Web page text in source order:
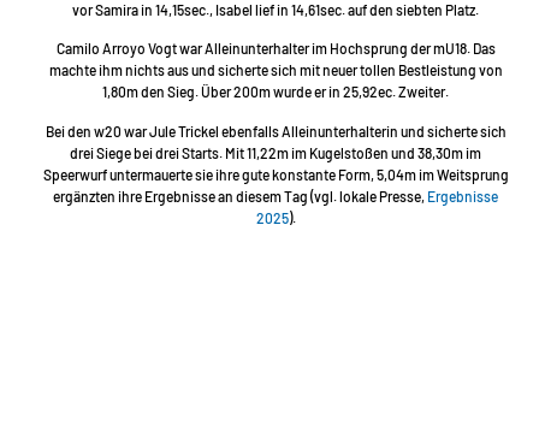
vor Samira in 14,15sec., Isabel lief in 14,61sec. auf den siebten Platz.
Camilo Arroyo Vogt war Alleinunterhalter im Hochsprung der mU18. Das
machte ihm nichts aus und sicherte sich mit neuer tollen Bestleistung von
1,80m den Sieg. Über 200m wurde er in 25,92ec. Zweiter.
Bei den w20 war Jule Trickel ebenfalls Alleinunterhalterin und sicherte sich
drei Siege bei drei Starts. Mit 11,22m im Kugelstoßen und 38,30m im
Speerwurf untermauerte sie ihre gute konstante Form, 5,04m im Weitsprung
ergänzten ihre Ergebnisse an diesem Tag (vgl. lokale Presse, Ergebnisse
2025).